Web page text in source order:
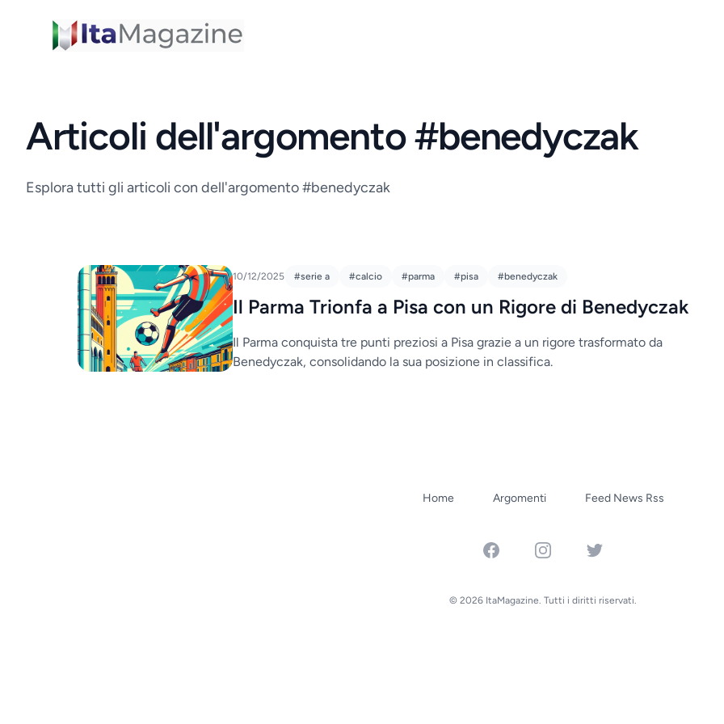
ItaMagazine
Articoli dell'argomento #benedyczak
Esplora tutti gli articoli con dell'argomento #benedyczak
10/12/2025 #serie a #calcio #parma #pisa #benedyczak
Il Parma Trionfa a Pisa con un Rigore di Benedyczak
Il Parma conquista tre punti preziosi a Pisa grazie a un rigore trasformato da
Benedyczak, consolidando la sua posizione in classifica.
Home Argomenti Feed News Rss
FacebookInstagramTwitter
© 2026 ItaMagazine. Tutti i diritti riservati.